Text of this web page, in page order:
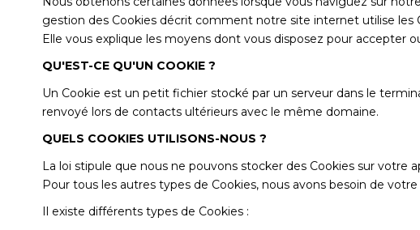
gestion des Cookies décrit comment notre site internet utilise
Elle vous explique les moyens dont vous disposez pour accepter
QU'EST-CE QU'UN COOKIE ?
Un Cookie est un petit fichier stocké par un serveur dans le
renvoyé lors de contacts ultérieurs avec le même domaine.
QUELS COOKIES UTILISONS-NOUS ?
La loi stipule que nous ne pouvons stocker des Cookies sur
Pour tous les autres types de Cookies, nous avons besoin de votre
Il existe différents types de Cookies :